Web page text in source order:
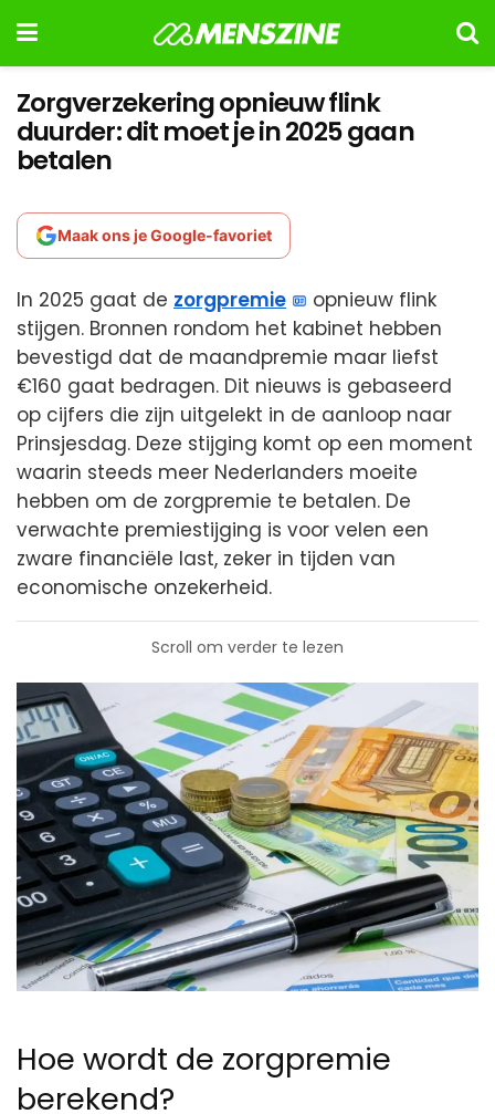
Zorgverzekering opnieuw flink
duurder: dit moet je in 2025 gaan
betalen
Maak ons je Google-favoriet
In 2025 gaat de zorgpremie
opnieuw flink
stijgen. Bronnen rondom het kabinet hebben
bevestigd dat de maandpremie maar liefst
€160 gaat bedragen. Dit nieuws is gebaseerd
op cijfers die zijn uitgelekt in de aanloop naar
Prinsjesdag. Deze stijging komt op een moment
waarin steeds meer Nederlanders moeite
hebben om de zorgpremie te betalen. De
verwachte premiestijging is voor velen een
zware financiële last, zeker in tijden van
economische onzekerheid.
Scroll om verder te lezen
Hoe wordt de zorgpremie
berekend?